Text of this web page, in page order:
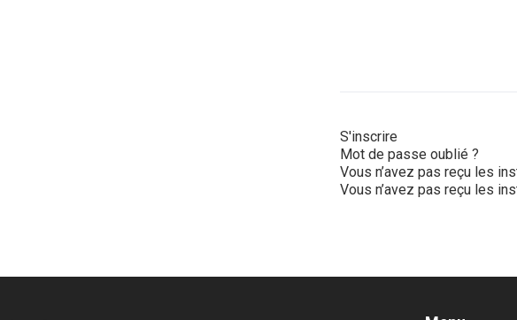
S'inscrire
Mot de passe oublié ?
Vous n’avez pas reçu les
Vous n’avez pas reçu les